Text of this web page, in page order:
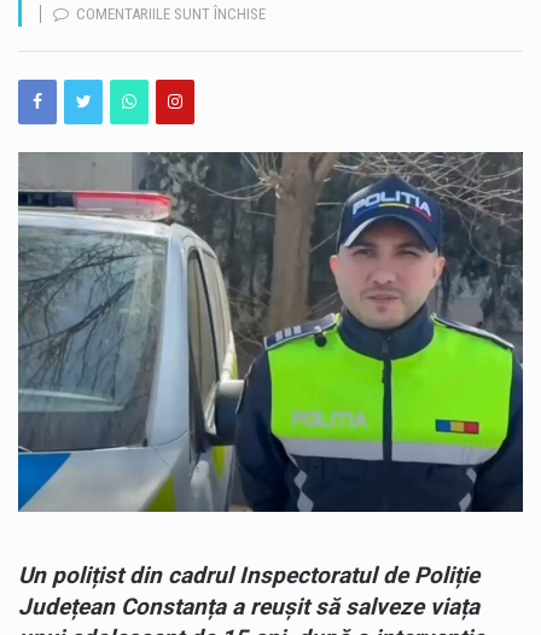
Debitul Dunării la intrarea în țară a ajuns la un nou minim istoric, de 1.400 de metri cubi pe secundă, iar valoarea se va menține în această săptămână. Potrivit prognozei hidrologice actualizate, după o perioadă de staționare până pe 12 august, debitul va începe să crească din 13 august, când este estimat la 1.450 mc/s. Situația hidrologică rămâne dificilă, însă evoluția prognozată oferă câteva zile suplimentare importante pentru gestionarea debitelor extrem de scăzute ale Dunării și pentru menținerea condițiilor necesare funcționării CNE Cernavodă. Nivelul Dunării la Cernavodă a mai scăzut cu 2 centimetri La Cernavodă, nivelul Dunării a scăzut cu…
O nouă creșă de stat a fost inaugurată la Techirghiol, în prezența ministrului Dezvoltării, Lucrărilor Publice și Administrației, Cseke Attila. Unitatea a fost construită prin Programul guvernamental de construire de creșe „Sfânta Ana”, derulat cu finanțarea Ministerului Dezvoltării. Noua creșă pune la dispoziția familiilor din Techirghiol 40 de locuri pentru copii, contribuind la extinderea infrastructurii de educație timpurie din județul Constanța. Potrivit Ministerului Dezvoltării, aceasta este cea de-a treia creșă din județul Constanța realizată prin programul guvernamental „Sfânta Ana”. Unitatea este una modernă și eficientă din punct de vedere energetic, fiind concepută pentru a răspunde nevoilor copiilor și ale familiilor…
În ultima perioadă, pe Autostrada A2 au fost descoperite în mod repetat obiecte metalice confecționate artizanal, ajunse pe partea carosabilă. Acestea pot reprezenta un risc major pentru participanții la trafic, întrucât pot provoca explozii ale anvelopelor, pene de cauciuc și chiar imobilizarea vehiculelor. Echipele Direcției Regionale de Drumuri și Poduri Constanța intervin permanent pentru identificarea și îndepărtarea obiectelor de pe autostradă, astfel încât circulația să se desfășoare în condiții de siguranță. Potrivit reprezentanților DRDP Constanța, în cele mai multe situații, obiectele metalice ajung pe carosabil din cauza încărcăturilor care nu sunt asigurate corespunzător. O situație întâlnită în special în cazul…
COMENTARIILE SUNT ÎNCHISEPENTRU
CONSTANȚA,
A
SALVAT
ADOLESCENT
PRINTR-
UN
APEL
112
Un polițist din cadrulInspectoratul de Poliție
Județean Constanțaa reușit să salveze viața